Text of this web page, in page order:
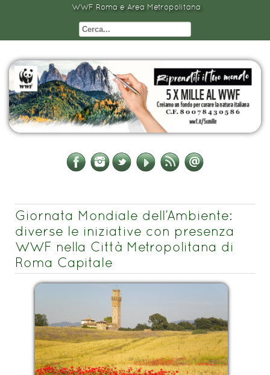
WWF Roma e Area Metropolitana
Giornata Mondiale dell’Ambiente:
diverse le iniziative con presenza
WWF nella Città Metropolitana di
Roma Capitale